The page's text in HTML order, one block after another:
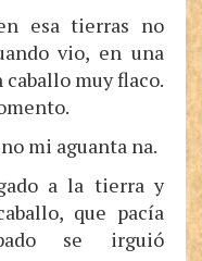
esa tierras no
vio, en una
muy flaco.
mi aguanta na.
a la tierra y
que pacía
se irguió